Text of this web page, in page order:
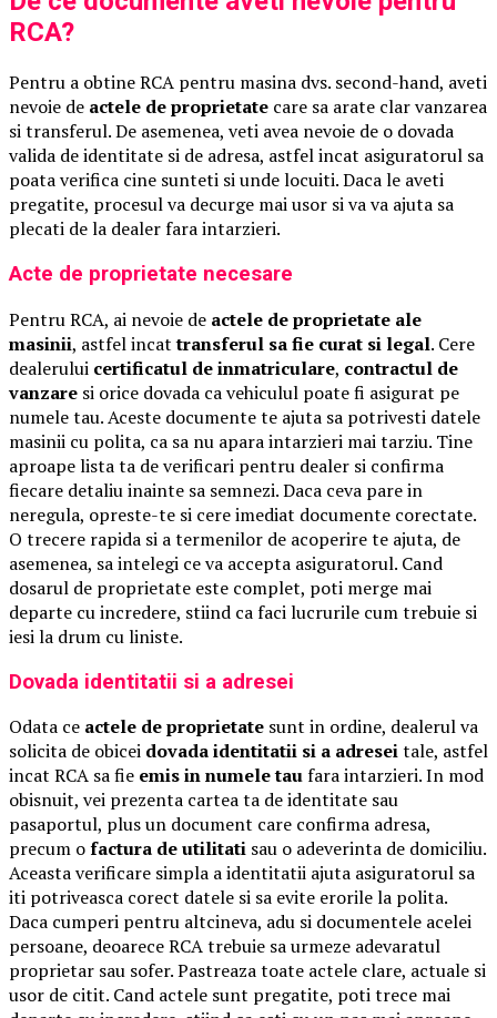
RCA?
Pentru a obtine RCA pentru masina dvs. second-hand, aveti
nevoie de actele de proprietate care sa arate clar vanzarea
si transferul. De asemenea, veti avea nevoie de o dovada
valida de identitate si de adresa, astfel incat asiguratorul sa
poata verifica cine sunteti si unde locuiti. Daca le aveti
pregatite, procesul va decurge mai usor si va va ajuta sa
plecati de la dealer fara intarzieri.
Acte de proprietate necesare
Pentru RCA, ai nevoie de actele de proprietate ale
masinii, astfel incattransferul sa fie curat si legal. Cere
dealerului certificatul de inmatriculare, contractul de
vanzare si orice dovada ca vehiculul poate fi asigurat pe
numele tau. Aceste documente te ajuta sa potrivesti datele
masinii cu polita, ca sa nu apara intarzieri mai tarziu. Tine
aproape lista ta de verificari pentru dealer si confirma
fiecare detaliu inainte sa semnezi. Daca ceva pare in
neregula, opreste-te si cere imediat documente corectate.
O trecere rapida si a termenilor de acoperire te ajuta, de
asemenea, sa intelegi ce va accepta asiguratorul. Cand
dosarul de proprietate este complet, poti merge mai
departe cu incredere, stiind ca faci lucrurile cum trebuie si
iesi la drum cu liniste.
Dovada identitatii si a adresei
Odata ce actele de proprietate sunt in ordine, dealerul va
solicita de obicei dovada identitatii si a adreseitale, astfel
incat RCA sa fie emis in numele taufara intarzieri. In mod
obisnuit, vei prezenta cartea ta de identitate sau
pasaportul, plus un document care confirma adresa,
precum ofactura de utilitati sau o adeverinta de domiciliu.
Aceasta verificare simpla a identitatii ajuta asiguratorul sa
iti potriveasca corect datele si sa evite erorile la polita.
Daca cumperi pentru altcineva, adu si documentele acelei
persoane, deoarece RCA trebuie sa urmeze adevaratul
proprietar sau sofer. Pastreaza toate actele clare, actuale si
usor de citit. Cand actele sunt pregatite, poti trece mai